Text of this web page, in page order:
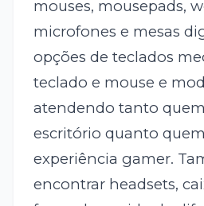
mouses, mousepads,
microfones e mesas
opções de teclados
teclado e mouse e
atendendo tanto
escritório quanto
experiência gamer.
encontrar headsets,